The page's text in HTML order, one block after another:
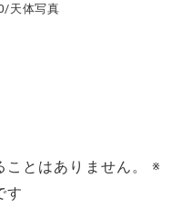
/天体写真
とはありません。
※
す